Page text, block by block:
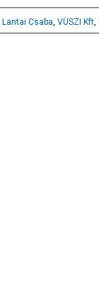
Lantai Csaba, VÜSZI Kft,